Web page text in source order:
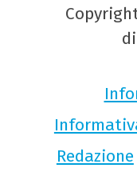
Redazione